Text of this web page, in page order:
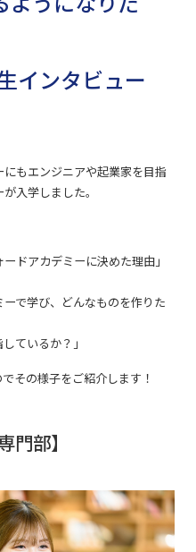
インタビュー
もエンジニアや起業家を目指
入学しました。
ドアカデミーに決めた理由」
ーで学び、どんなものを作りた
ているか？」
その様子をご紹介します！
部】